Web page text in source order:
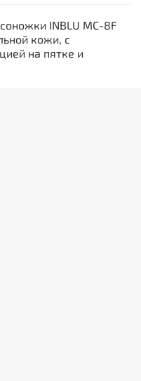
INBLU MC-8F
кожи, с
на пятке и